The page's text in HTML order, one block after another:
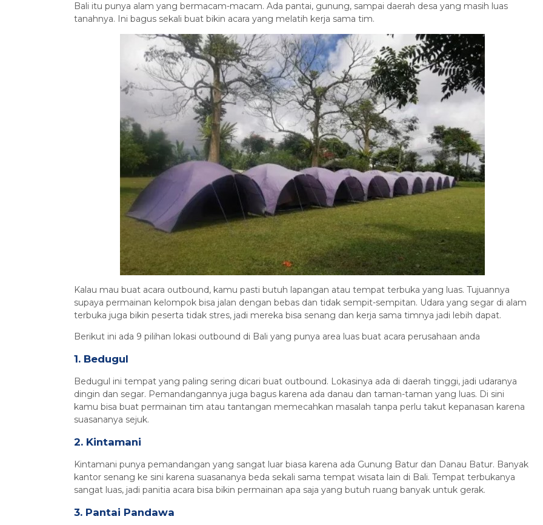
Bali itu punya alam yang bermacam-macam. Ada pantai, gunung, sampai daerah desa yang masih luas
tanahnya. Ini bagus sekali buat bikin acara yang melatih kerja sama tim.
Kalau mau buat acara outbound, kamu pasti butuh lapangan atau tempat terbuka yang luas. Tujuannya
supaya permainan kelompok bisa jalan dengan bebas dan tidak sempit-sempitan. Udara yang segar di alam
terbuka juga bikin peserta tidak stres, jadi mereka bisa senang dan kerja sama timnya jadi lebih dapat.
Berikut ini ada 9 pilihan lokasi outbound di Bali yang punya area luas buat acara perusahaan anda
1. Bedugul
Bedugul ini tempat yang paling sering dicari buat outbound. Lokasinya ada di daerah tinggi, jadi udaranya
dingin dan segar. Pemandangannya juga bagus karena ada danau dan taman-taman yang luas. Di sini
kamu bisa buat permainan tim atau tantangan memecahkan masalah tanpa perlu takut kepanasan karena
suasananya sejuk.
2. Kintamani
Kintamani punya pemandangan yang sangat luar biasa karena ada Gunung Batur dan Danau Batur. Banyak
kantor senang ke sini karena suasananya beda sekali sama tempat wisata lain di Bali. Tempat terbukanya
sangat luas, jadi panitia acara bisa bikin permainan apa saja yang butuh ruang banyak untuk gerak.
3. Pantai Pandawa
Paket Honeymoon Bali 3 Hari 2
Ma...
Bali 3 Hari 2 Malam
Rp 6.378.000